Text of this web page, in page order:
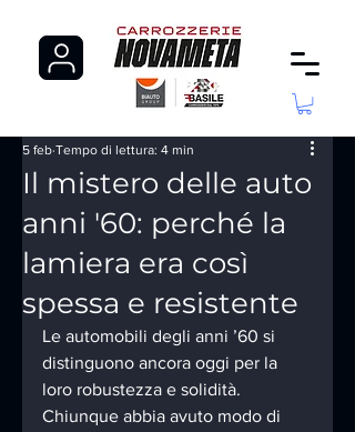
Il mistero delle auto
anni '60: perché la
lamiera era così
spessa e resistente
5 feb Tempo di lettura: 4 min
Le automobili degli anni ’60 si
distinguono ancora oggi per la
loro robustezza e solidità.
Chiunque abbia avuto modo di